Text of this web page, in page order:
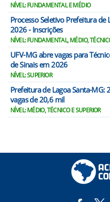
NÍVEL: FUNDAMENTAL E MÉDIO
Processo Seletivo Prefeitura de
2026 - Inscrições
NÍVEL: FUNDAMENTAL, MÉDIO,
UFV-MG abre vagas para
de Sinais em 2026
NÍVEL: SUPERIOR
Prefeitura de Lagoa Santa-MG:
vagas de 20,6 mil
NÍVEL: MÉDIO, TÉCNICO E SUPERIOR